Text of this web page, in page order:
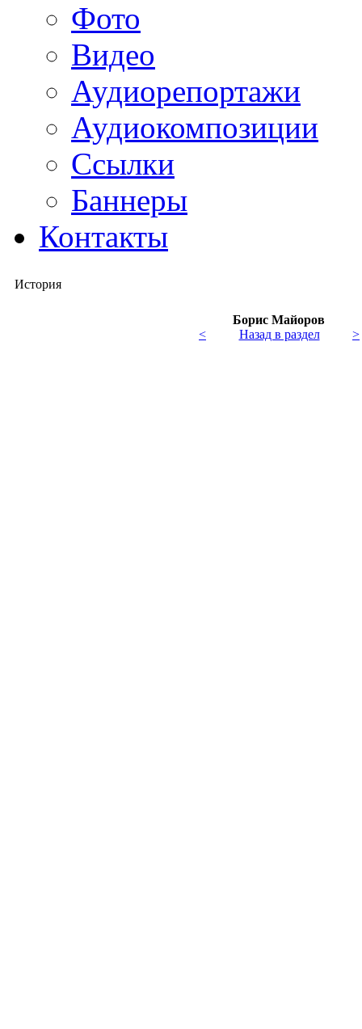
Фото
Видео
Аудиорепортажи
Аудиокомпозиции
Ссылки
Баннеры
Контакты
История
Борис Майоров
<
Назад в раздел >